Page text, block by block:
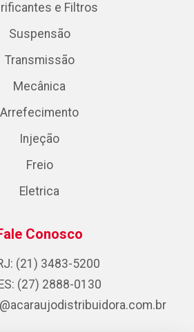
e Filtros
Suspensão
Transmissão
Mecânica
Arrefecimento
Injeção
Freio
Eletrica
Conosco
(21) 3483-5200
ES: (27) 2888-0130